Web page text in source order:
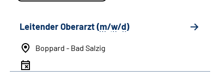
Leitender Oberarzt (m/w/d)
Boppard - Bad Salzig